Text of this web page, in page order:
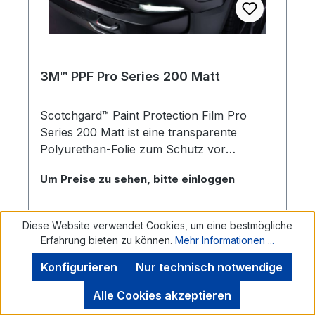
transparenten Schutzfolie versehen, die die
Qualität der Folie vor und während der
3M™ PPF Pro Series 200 Matt
Scotchgard™ Paint Protection Film Pro
Series 200 Matt ist eine transparente
Polyurethan-Folie zum Schutz vor
Strahlen. Die Steinschlagschutzfolie ist mit
ausgestattet, die es ermöglicht, kleinere
Kratzer durch Wärmeeinwirkungen auf der
Folienoberfläche zu beseitigen. Durch den
permanenten, druckempfindlichen
Acrylatklebstoff wird die
Repositionierbarkeit der Folie verbessert
Um Preise zu sehen, bitte einloggen
Details
Diese Website verwendet Cookies, um eine bestmögliche
Erfahrung bieten zu können. Mehr Informationen ...
Nur technisch notwendige
Konfigurieren
Alle Cookies akzeptieren